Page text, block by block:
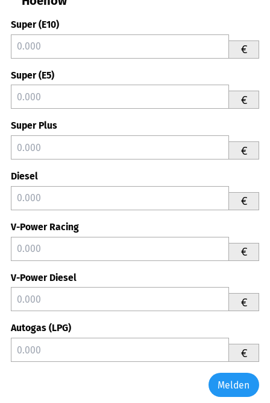
Super (E10)
€
Super (E5)
€
Super Plus
€
Diesel
€
V-Power Racing
€
V-Power Diesel
€
Autogas (LPG)
€
Melden